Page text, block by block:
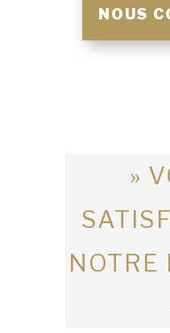
NOUS
»
NOTRE